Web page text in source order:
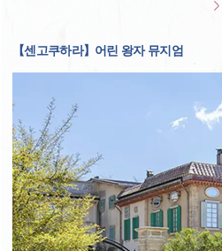
【센고쿠하라】어린 왕자 뮤지엄